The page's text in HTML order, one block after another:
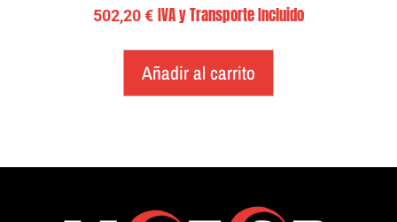
502,20€ IVA y Transporte Incluido
Añadir al carrito